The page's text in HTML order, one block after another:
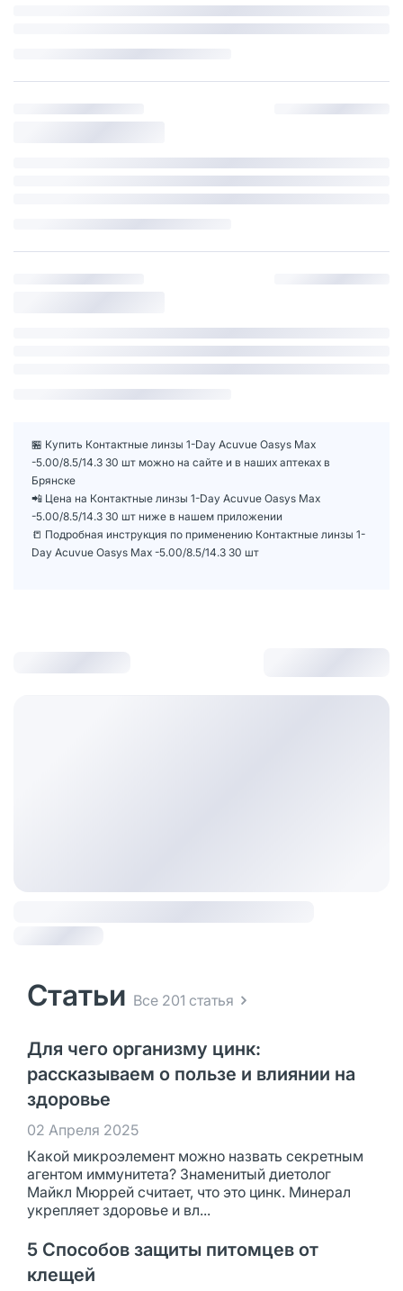
🏪 Купить Контактные линзы 1-Day Acuvue Oasys Max
-5.00/8.5/14.3 30 шт можно на сайте и в наших аптеках в
Брянске
📲 Цена на Контактные линзы 1-Day Acuvue Oasys Max
-5.00/8.5/14.3 30 шт ниже в нашем приложении
📒 Подробная инструкция по применению Контактные линзы 1-
Day Acuvue Oasys Max -5.00/8.5/14.3 30 шт
Статьи Все 201 статья
Для чего организму цинк:
рассказываем о пользе и влиянии на
здоровье
02 Апреля 2025
Какой микроэлемент можно назвать секретным
агентом иммунитета? Знаменитый диетолог
Майкл Мюррей считает, что это цинк. Минерал
укрепляет здоровье и вл...
5 Способов защиты питомцев от
клещей